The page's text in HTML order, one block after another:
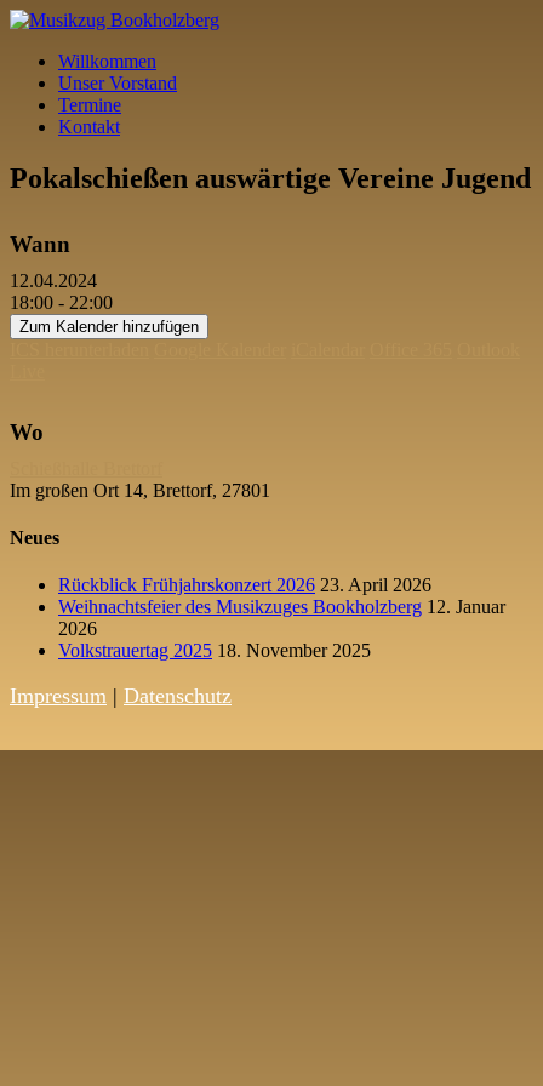
Willkommen
Unser Vorstand
Termine
Kontakt
Pokalschießen auswärtige Vereine Jugend
Wann
12.04.2024
18:00 - 22:00
Zum Kalender hinzufügen
Wo
Im großen Ort 14, Brettorf, 27801
Neues
Rückblick Frühjahrskonzert 2026 23. April 2026
Weihnachtsfeier des Musikzuges Bookholzberg 12. Januar
2026
Volkstrauertag 2025 18. November 2025
Impressum | Datenschutz